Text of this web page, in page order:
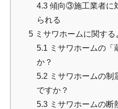
4.3 傾向③施工業者に
られる
5 ミサワホームに関する
5.1 ミサワホームの「
か？
5.2 ミサワホームの制
ですか？
5.3 ミサワホームの断